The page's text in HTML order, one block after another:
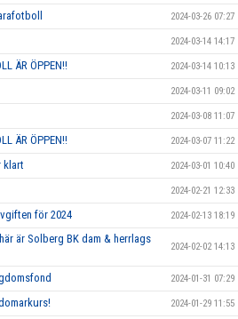
2024-03-26 07:27
2024-03-14 14:17
ÄR ÖPPEN!! 2024-03-14 10:13
2024-03-11 09:02
2024-03-08 11:07
ÄR ÖPPEN!! 2024-03-07 11:22
klart 2024-03-01 10:40
2024-02-21 12:33
för 2024 2024-02-13 18:19
är Solberg BK dam & herrlags
2024-02-02 14:13
2024-01-31 07:29
2024-01-29 11:55